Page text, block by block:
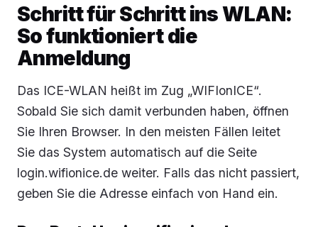
Schritt für Schritt ins WLAN:
So funktioniert die
Anmeldung
Das ICE-WLAN heißt im Zug „WIFIonICE“.
Sobald Sie sich damit verbunden haben, öffnen
Sie Ihren Browser. In den meisten Fällen leitet
Sie das System automatisch auf die Seite
login.wifionice.de weiter. Falls das nicht passiert,
geben Sie die Adresse einfach von Hand ein.